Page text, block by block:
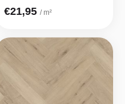
€21,95 / m²